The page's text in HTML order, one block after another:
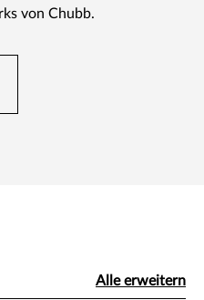
von Chubb.
Alle erweitern